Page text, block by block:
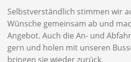
Selbstverständlich stimmen wir
Wünsche gemeinsam ab und
Angebot. Auch die An- und
gern und holen mit unseren
bringen sie wieder zurück.